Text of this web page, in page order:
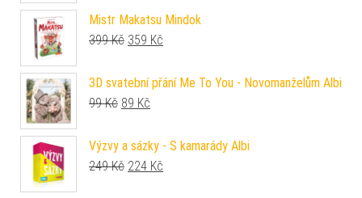
Mistr Makatsu Mindok
399Kč Původní cena byla: 399 Kč.
359 Kč
3D svatební přání Me To You - Novomanželům Albi
99Kč Původní cena byla: 99 Kč.
89 Kč
Výzvy a sázky - S kamarády Albi
249Kč Původní cena byla: 249 Kč.
224 Kč